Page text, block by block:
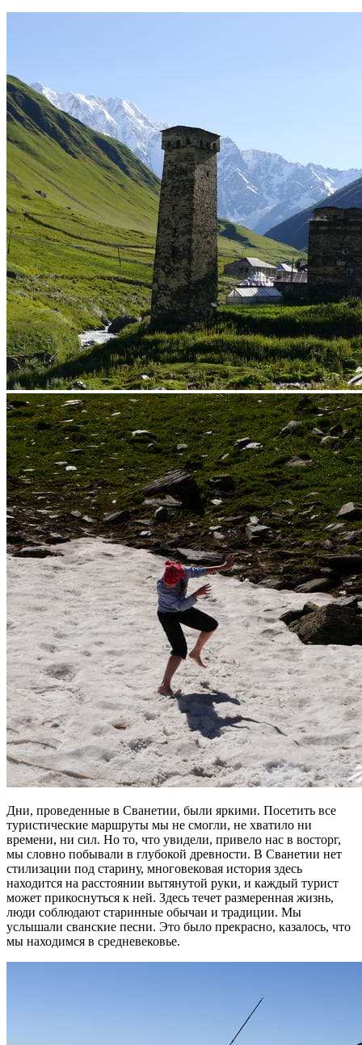
Дни, проведенные в Сванетии, были яркими. Посетить все
туристические маршруты мы не смогли, не хватило ни
времени, ни сил. Но то, что увидели, привело нас в восторг,
мы словно побывали в глубокой древности. В Сванетии нет
стилизации под старину, многовековая история здесь
находится на расстоянии вытянутой руки, и каждый турист
может прикоснуться к ней. Здесь течет размеренная жизнь,
люди соблюдают старинные обычаи и традиции. Мы
услышали сванские песни. Это было прекрасно, казалось, что
мы находимся в средневековье.